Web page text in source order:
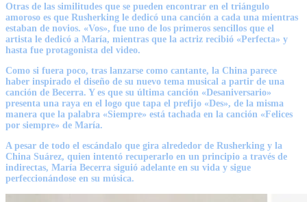
Otras de las similitudes que se pueden encontrar en el triángulo
amoroso es que Rusherking le dedicó una canción a cada una mientras
estaban de novios. «Vos», fue uno de los primeros sencillos que el
artista le dedicó a María, mientras que la actriz recibió «Perfecta» y
hasta fue protagonista del video.
Como si fuera poco, tras lanzarse como cantante, la China parece
haber inspirado el diseño de su nuevo tema musical a partir de una
canción de Becerra. Y es que su última canción «Desaniversario»
presenta una raya en el logo que tapa el prefijo «Des», de la misma
manera que la palabra «Siempre» está tachada en la canción «Felices
por siempre» de María.
A pesar de todo el escándalo que gira alrededor de Rusherking y la
China Suárez, quien intentó recuperarlo en un principio a través de
indirectas, María Becerra siguió adelante en su vida y sigue
perfeccionándose en su música.